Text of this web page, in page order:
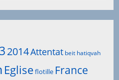
2014Attentat beit hatiqvah
Egliseflotille France